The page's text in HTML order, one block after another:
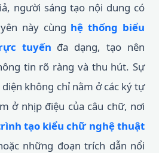
người sáng tạo nội dung có
này cùng hệ thống biểu
tuyến đa dạng, tạo nên
tin rõ ràng và thu hút. Sự
không chỉ nằm ở các ký tự
ở nhịp điệu của câu chữ, nơi
tạo kiểu chữ nghệ thuật
những đoạn trích dẫn nổi